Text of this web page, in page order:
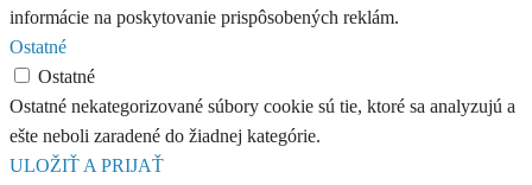
informácie na poskytovanie prispôsobených reklám.
Ostatné
Ostatné
Ostatné nekategorizované súbory cookie sú tie, ktoré sa analyzujú a
ešte neboli zaradené do žiadnej kategórie.
ULOŽIŤ A PRIJAŤ